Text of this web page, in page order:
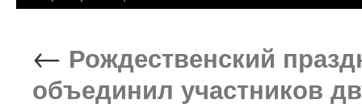
← Рождественский
объединил участников